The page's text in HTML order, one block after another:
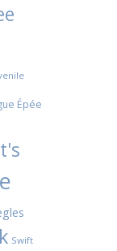
Épée
Swift